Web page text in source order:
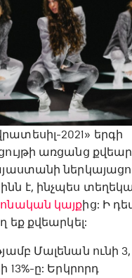
2021» երգի
առցանց
է, ինչպես
կայքից: Ի
եք քվեարկել:
Մալենան ունի 3,
13%-ը: Երկրորդ